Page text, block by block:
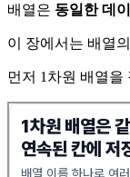
배열은 동일한 데
이 장에서는 배열
먼저 1차원 배열